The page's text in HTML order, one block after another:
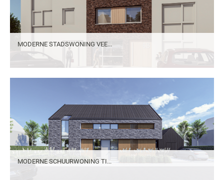
MODERNE STADSWONING VEE...
MODERNE SCHUURWONING TI...